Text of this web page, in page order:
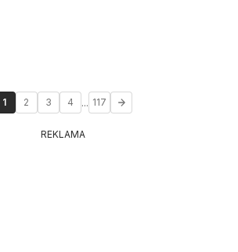
1 2 3 4 ... 117
REKLAMA